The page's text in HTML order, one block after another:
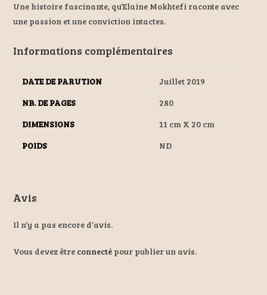
Une histoire fascinante, qu’Elaine Mokhtefi raconte avec
une passion et une conviction intactes.
Informations complémentaires
DATE DE PARUTION
Juillet 2019
NB. DE PAGES
280
DIMENSIONS
11 cm X 20 cm
POIDS
ND
Avis
Il n’y a pas encore d’avis.
Vous devez être connecté pour publier un avis.